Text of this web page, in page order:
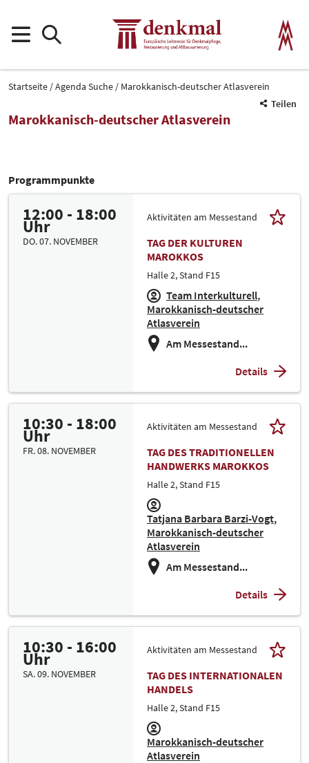
Startseite Agenda Suche
Marokkanisch-deutscher Atlasverein
Teilen
Marokkanisch-deutscher Atlasverein
Programmpunkte
12:00 - 18:00
Uhr
DO. 07. NOVEMBER
Aktivitäten am Messestand
TAG DER KULTUREN
MAROKKOS
Halle 2, Stand F15
Team Interkulturell
Marokkanisch-deutscher
Atlasverein
Am Messestand...
Details
10:30 - 18:00
Uhr
FR. 08. NOVEMBER
Aktivitäten am Messestand
TAG DES TRADITIONELLEN
HANDWERKS MAROKKOS
Halle 2, Stand F15
Tatjana Barbara Barzi-Vogt
Marokkanisch-deutscher
Atlasverein
Am Messestand...
Details
10:30 - 16:00
Uhr
SA. 09. NOVEMBER
Aktivitäten am Messestand
TAG DES INTERNATIONALEN
HANDELS
Halle 2, Stand F15
Marokkanisch-deutscher
Atlasverein